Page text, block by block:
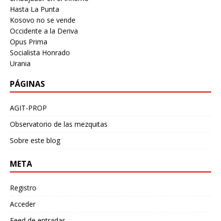
Hasta La Punta
Kosovo no se vende
Occidente a la Deriva
Opus Prima
Socialista Honrado
Urania
PÁGINAS
AGIT-PROP
Observatorio de las mezquitas
Sobre este blog
META
Registro
Acceder